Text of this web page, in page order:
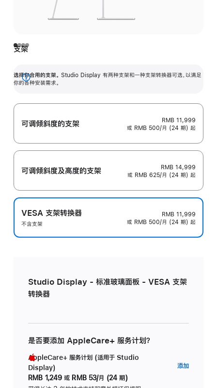
支架
选择你合用的支架。 Studio Display 有两种支架和一种支架转换器可选，以满足
你的各种安装需求。
展
可调倾斜度的支架
RMB 11,999
或 RMB 500/月 (24 期) 起
可调倾斜度及高‍度的支‍架
RMB 14,999
或 RMB 625/月 (24 期) 起
VESA 支架转换器
不含支架
RMB 11,999
或 RMB 500/月 (24 期) 起
Studio Display - 标准玻璃面板 - VESA 支架
转换器
是否要添加 AppleCare+ 服务计划？
AppleCare+ 服务计划 (适用于 Studio
Display)
RMB 1,249 或 RMB 53/月 (24 期)
添加